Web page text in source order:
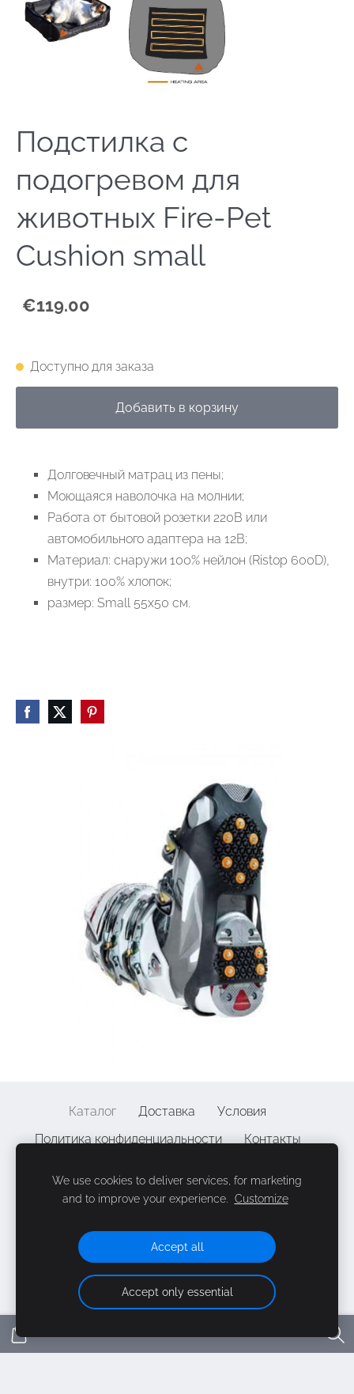
Подстилка с
подогревом для
животных Fire-Pet
Cushion small
€119.00
Доступно для заказа
Добавить в корзину
Долговечный матрац из пены;
Моющаяся наволочка на молнии;
Работаот бытовой розетки 220В или
автомобильного адаптера на 12В;
Материал: снаружи 100% нейлон (Ristop 600D),
внутри: 100% хлопок;
размер: Small55x50 см.
Каталог Доставка
Условия
Политика конфиденциальности
Контакты
010-2026 | Alpenheat Baltija, SIA "Elia group",
40103920766| A. Čaka iela 58, Rīga, LV-1011 | +371 29 77 33
62
We use cookies to deliver services, for marketing
and to improve your experience.
Customize
Accept all
Accept only essential